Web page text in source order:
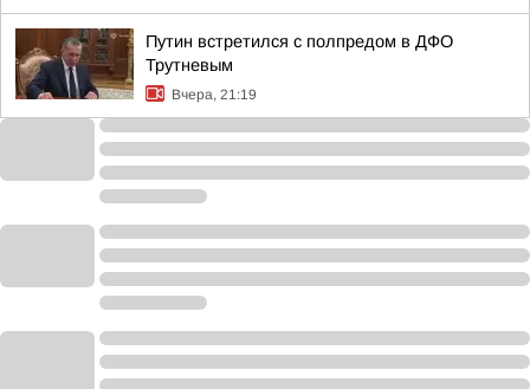
Путин встретился с полпредом в ДФО
Трутневым
Вчера, 21:19